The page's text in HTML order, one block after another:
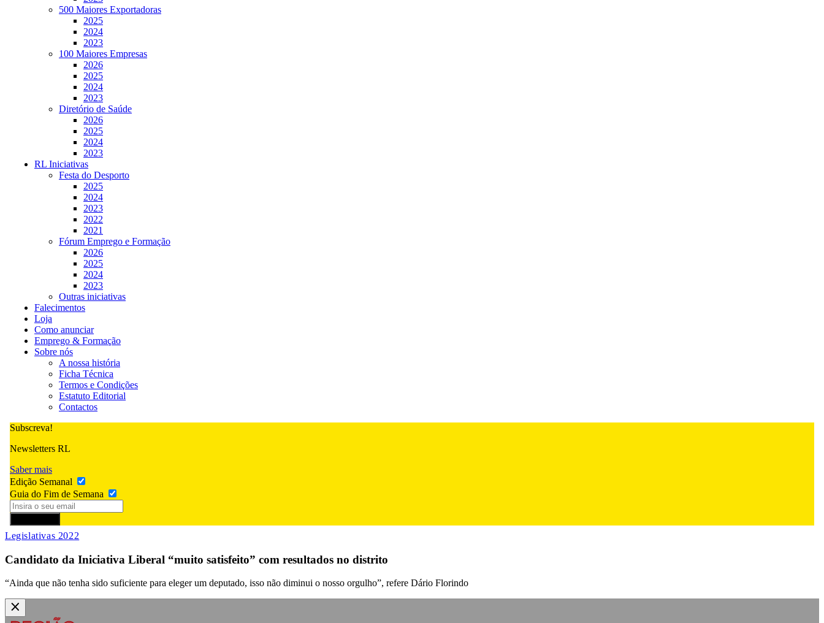
500 Maiores Exportadoras
2025
2024
2023
100 Maiores Empresas
2026
2025
2024
2023
Diretório de Saúde
2026
2025
2024
2023
RL Iniciativas
Festa do Desporto
2025
2024
2023
2022
2021
Fórum Emprego e Formação
2026
2025
2024
2023
Outras iniciativas
Falecimentos
Loja
Como anunciar
Emprego & Formação
Sobre nós
A nossa história
Ficha Técnica
Termos e Condições
Estatuto Editorial
Contactos
Subscreva!
Newsletters RL
Saber mais
Edição Semanal
Guia do Fim de Semana
Legislativas 2022
Candidato da Iniciativa Liberal “muito satisfeito” com resultados no distrito
“Ainda que não tenha sido suficiente para eleger um deputado, isso não diminui o nosso orgulho”, refere Dário Florindo